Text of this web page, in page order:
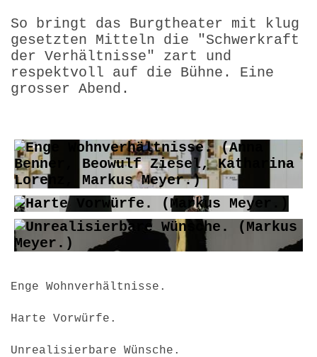
So bringt das Burgtheater mit klug
gesetzten Mitteln die "Schwerkraft
der Verhältnisse" zart und
respektvoll auf die Bühne. Eine
grosser Abend.
Enge Wohnverhältnisse.
Harte Vorwürfe.
Unrealisierbare Wünsche.